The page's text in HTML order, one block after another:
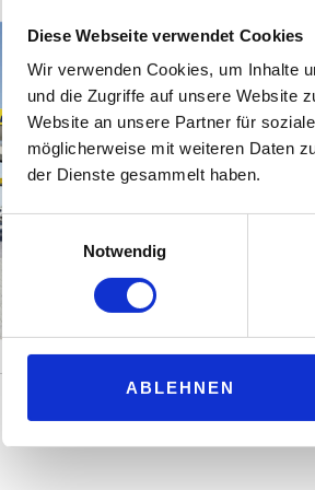
Diese Webseite verwendet Cookies
Wir verwenden Cookies, um Inhalte
und die Zugriffe auf unsere Website
Website an unsere Partner für
möglicherweise mit weiteren Daten
der Dienste gesammelt haben.
Einwilligungsauswahl
Notwendig
ABLEHNEN